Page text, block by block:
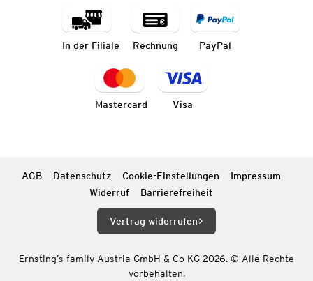
In der Filiale Rechnung PayPal
Mastercard Visa
AGB Datenschutz Cookie-Einstellungen
Impressum
Widerruf
Barrierefreiheit
Vertrag widerrufen
Ernsting’s family Austria GmbH & Co KG 2026. © Alle Rechte
vorbehalten.